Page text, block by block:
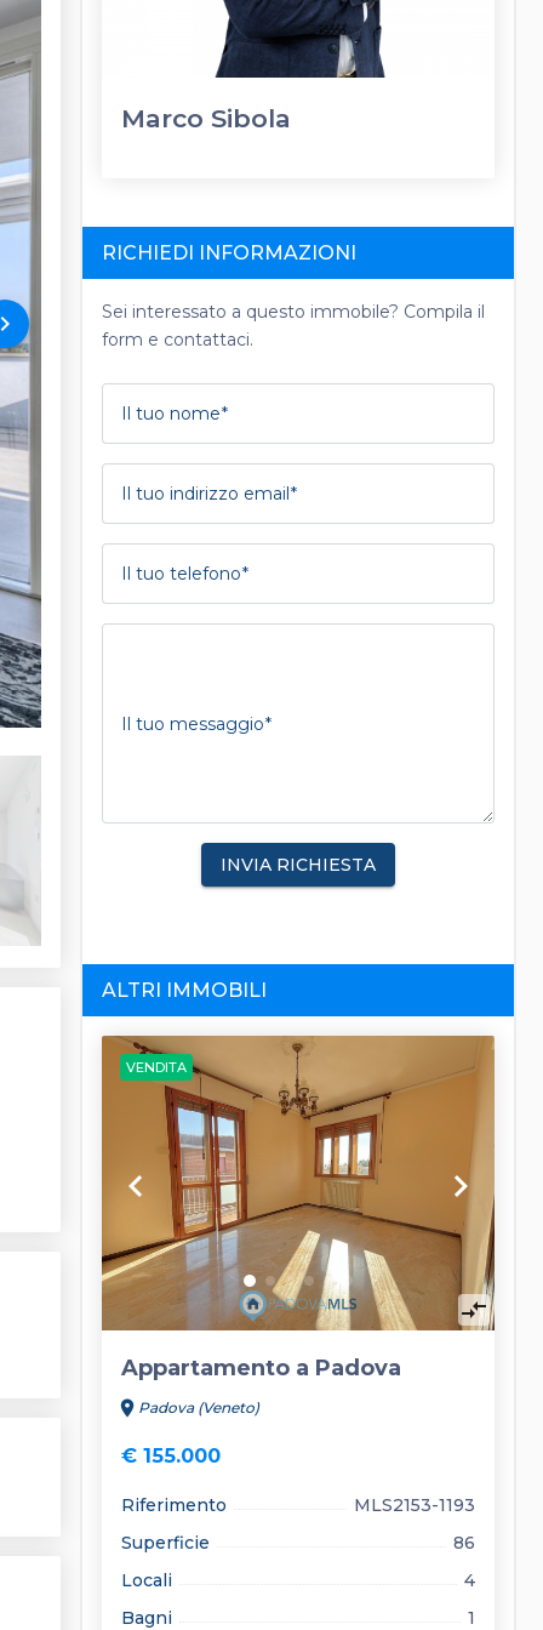
keyboard_arrow_right
Marco Sibola
RICHIEDI INFORMAZIONI
Sei interessato a questo immobile? Compila il
form e contattaci.
Il tuo nome
Il tuo indirizzo email
Il tuo telefono
Il tuo messaggio
INVIA RICHIESTA
ALTRI IMMOBILI
VENDITA
keyboard_arrow_left keyboard_arrow_right
compare_arrows
Appartamento a Padova
location_on Padova (Veneto)
€ 155.000
Riferimento
MLS2153-1193
Superficie
86
Locali
4
Bagni
1